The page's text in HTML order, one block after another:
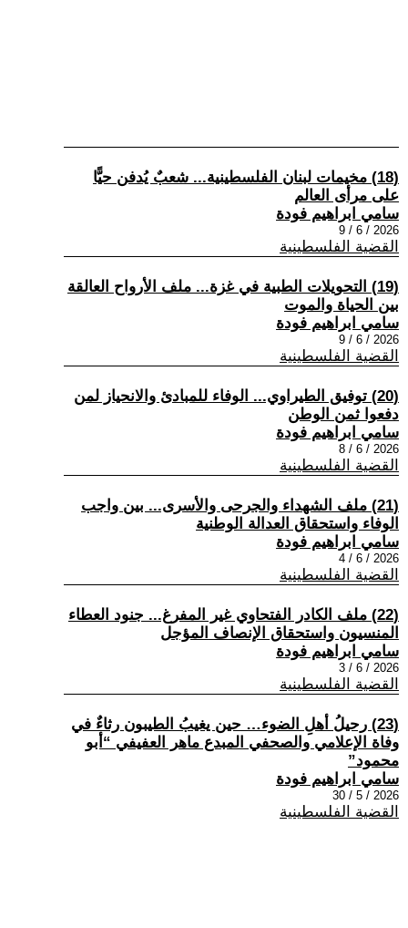
(18) مخيمات لبنان الفلسطينية... شعبٌ يُدفن حيًّا
على مرأى العالم
سامي ابراهيم فودة
2026 / 6 / 9
القضية الفلسطينية
(19) التحويلات الطبية في غزة... ملف الأرواح العالقة
بين الحياة والموت
سامي ابراهيم فودة
2026 / 6 / 9
القضية الفلسطينية
(20) توفيق الطيراوي... الوفاء للمبادئ والانحياز لمن
دفعوا ثمن الوطن
سامي ابراهيم فودة
2026 / 6 / 8
القضية الفلسطينية
(21) ملف الشهداء والجرحى والأسرى... بين واجب
الوفاء واستحقاق العدالة الوطنية
سامي ابراهيم فودة
2026 / 6 / 4
القضية الفلسطينية
(22) ملف الكادر الفتحاوي غير المفرغ... جنود العطاء
المنسيون واستحقاق الإنصاف المؤجل
سامي ابراهيم فودة
2026 / 6 / 3
القضية الفلسطينية
(23) رحيلُ أهلِ الضوء… حين يغيبُ الطيبون رثاءٌ في
وفاة الإعلامي والصحفي المبدع ماهر العفيفي “أبو
محمود”
سامي ابراهيم فودة
2026 / 5 / 30
القضية الفلسطينية